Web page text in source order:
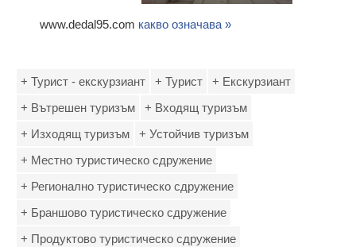
www.dedal95.com какво означава »
+ Турист - екскурзиант + Турист
+ Екскурзиант
+ Вътрешен туризъм
+ Входящ туризъм
+ Изходящ туризъм
+ Устойчив туризъм
+ Местно туристическо сдружение
+ Регионално туристическо сдружение
+ Браншово туристическо сдружение
+ Продуктово туристическо сдружение